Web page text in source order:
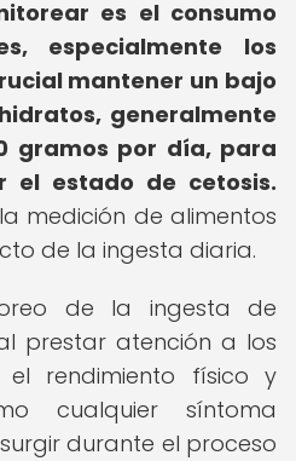
es el consumo
especialmente los
mantener un bajo
generalmente
gramos por día, para
el estado de cetosis.
medición de alimentos
de la ingesta diaria.
de la ingesta de
prestar atención a los
el rendimiento físico y
cualquier síntoma
durante el proceso